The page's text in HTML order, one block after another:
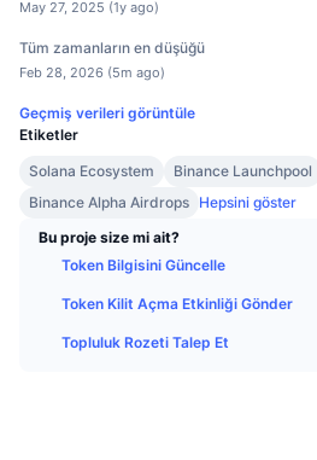
May 27, 2025 (1y ago)
Tüm zamanların en düşüğü
Feb 28, 2026 (5m ago)
Geçmiş verileri görüntüle
Etiketler
Solana Ecosystem
Binance Launchpool
Binance Alpha Airdrops Hepsini göster
Bu proje size mi ait?
Token Bilgisini Güncelle
Token Kilit Açma Etkinliği Gönder
Topluluk Rozeti Talep Et